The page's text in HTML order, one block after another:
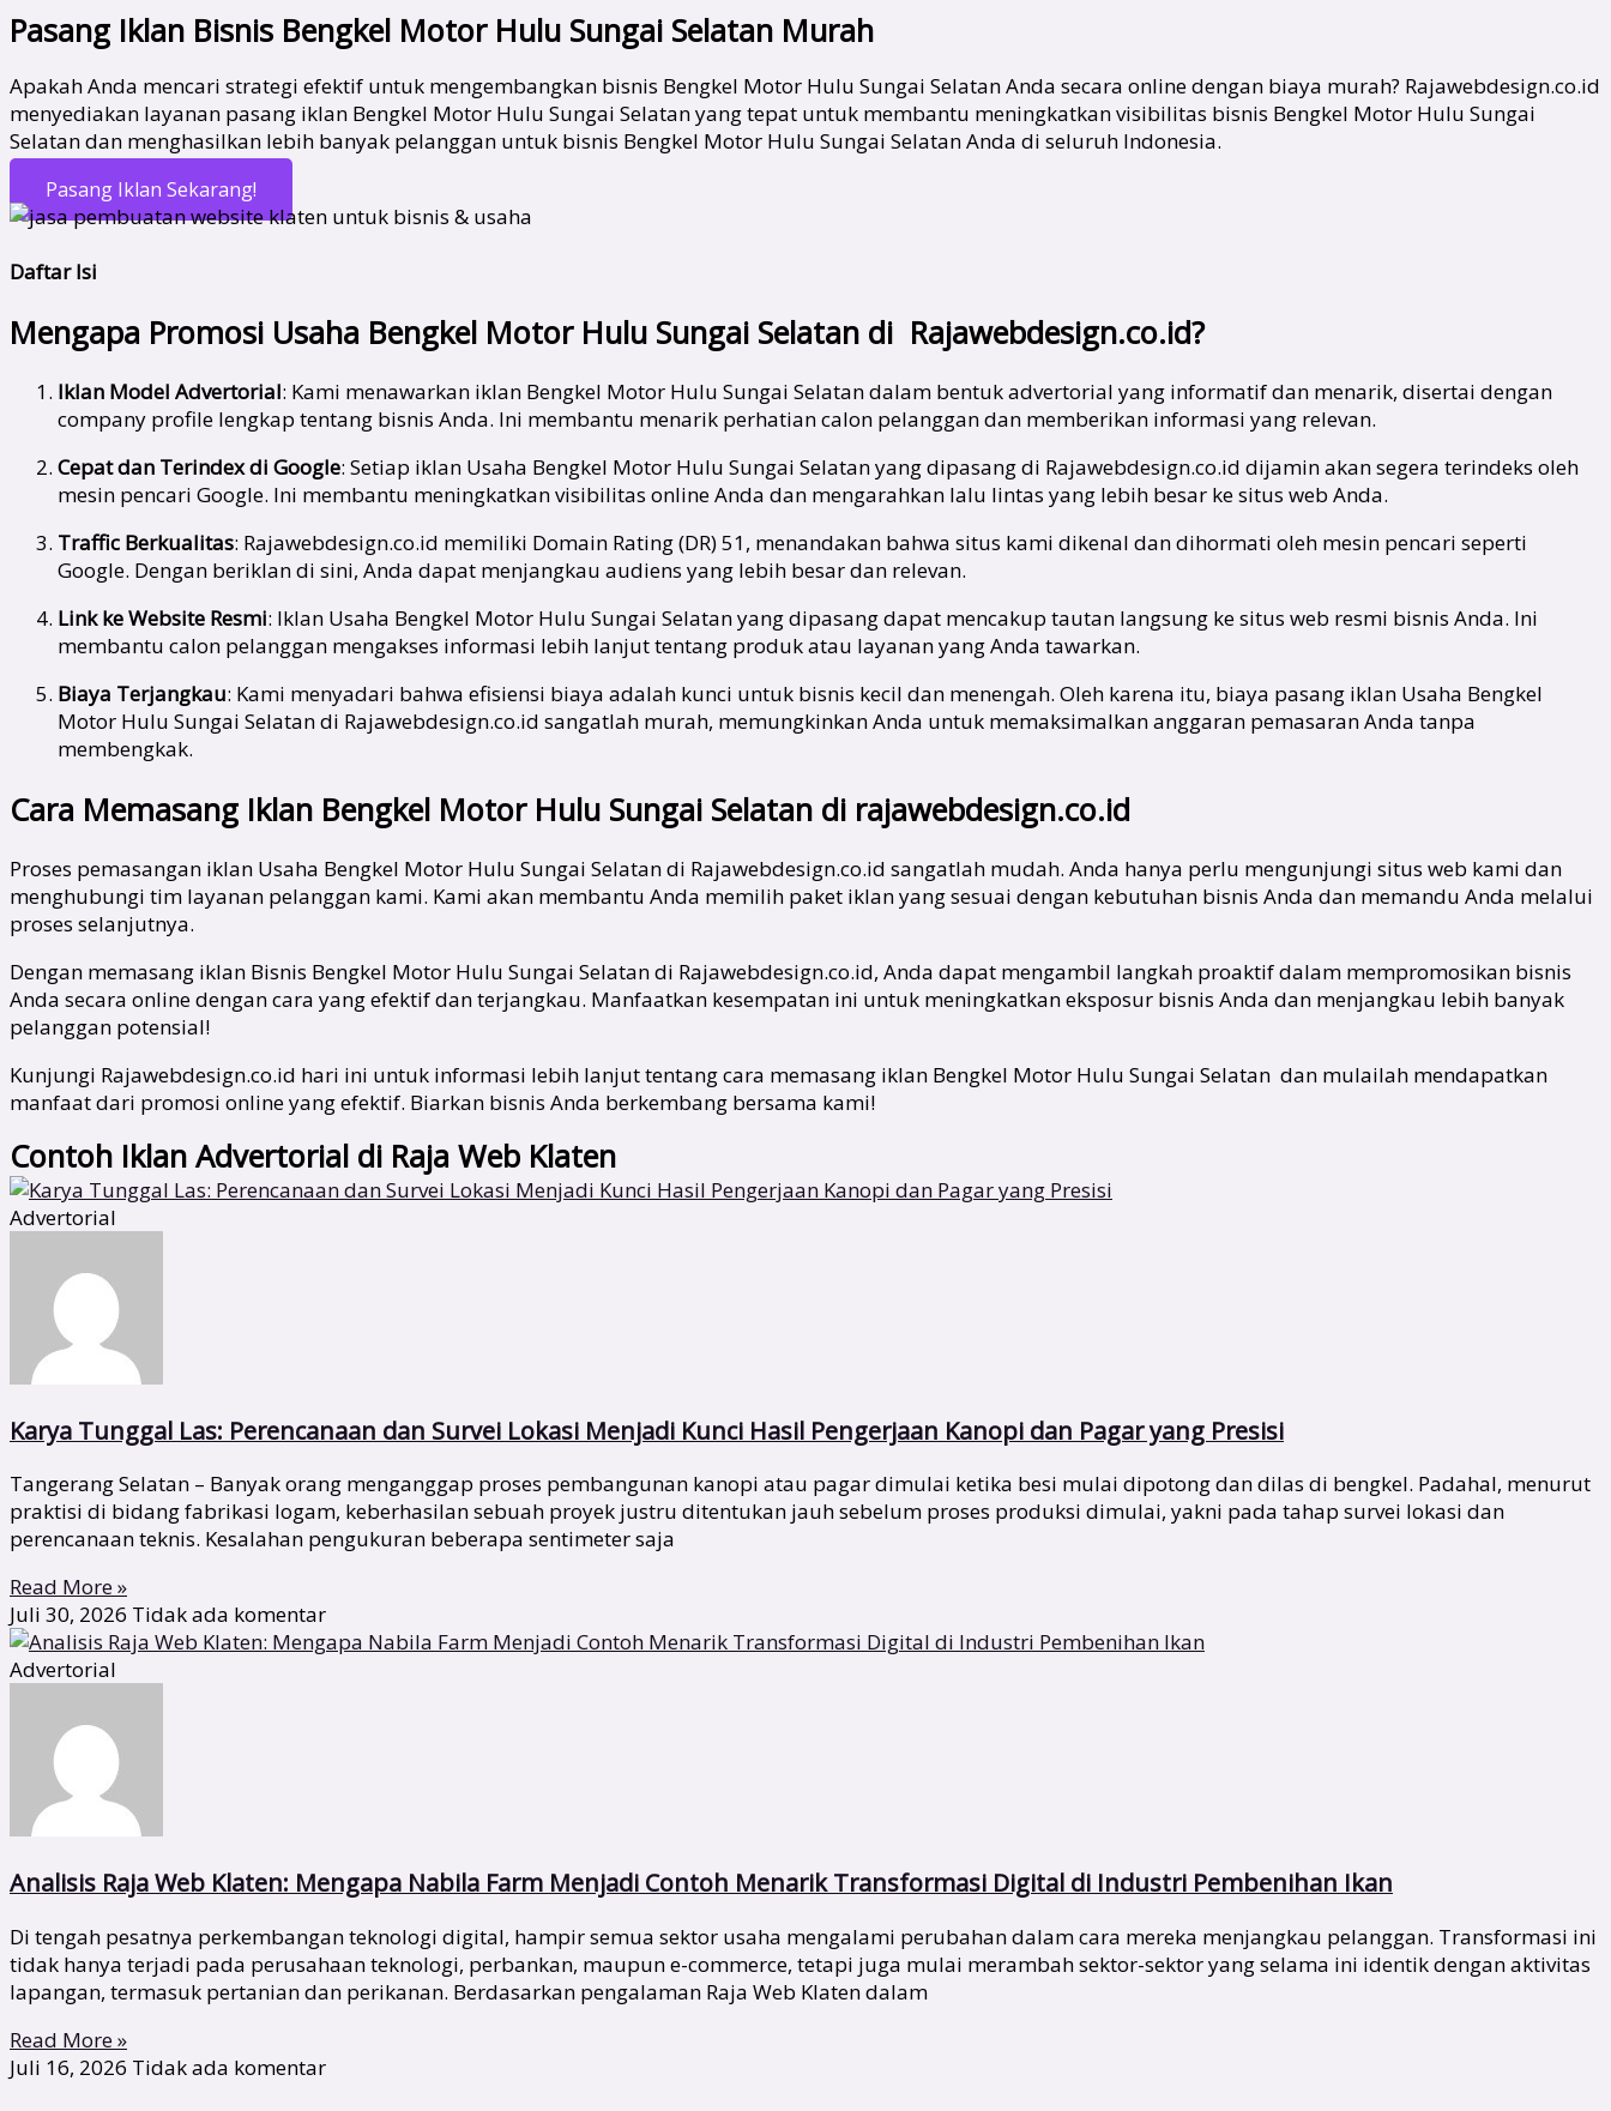
Pasang Iklan Bisnis Bengkel Motor Hulu Sungai Selatan Murah
Apakah Anda mencari strategi efektif untuk mengembangkan bisnis Bengkel Motor Hulu Sungai Selatan Anda secara online dengan biaya murah? Rajawebdesign.co.id
menyediakan layanan pasang iklan Bengkel Motor Hulu Sungai Selatan yang tepat untuk membantu meningkatkan visibilitas bisnis Bengkel Motor Hulu Sungai
Selatan dan menghasilkan lebih banyak pelanggan untuk bisnis Bengkel Motor Hulu Sungai Selatan Anda di seluruh Indonesia.
Pasang Iklan Sekarang!
Daftar Isi
Mengapa Promosi Usaha Bengkel Motor Hulu Sungai Selatan di Rajawebdesign.co.id?
Iklan Model Advertorial: Kami menawarkan iklan Bengkel Motor Hulu Sungai Selatan dalam bentuk advertorial yang informatif dan menarik, disertai dengan
company profile lengkap tentang bisnis Anda. Ini membantu menarik perhatian calon pelanggan dan memberikan informasi yang relevan.
Cepat dan Terindex di Google: Setiap iklan Usaha Bengkel Motor Hulu Sungai Selatan yang dipasang di Rajawebdesign.co.id dijamin akan segera terindeks oleh
mesin pencari Google. Ini membantu meningkatkan visibilitas online Anda dan mengarahkan lalu lintas yang lebih besar ke situs web Anda.
Traffic Berkualitas: Rajawebdesign.co.id memiliki Domain Rating (DR) 51, menandakan bahwa situs kami dikenal dan dihormati oleh mesin pencari seperti
Google. Dengan beriklan di sini, Anda dapat menjangkau audiens yang lebih besar dan relevan.
Link ke Website Resmi: Iklan Usaha Bengkel Motor Hulu Sungai Selatan yang dipasang dapat mencakup tautan langsung ke situs web resmi bisnis Anda. Ini
membantu calon pelanggan mengakses informasi lebih lanjut tentang produk atau layanan yang Anda tawarkan.
Biaya Terjangkau: Kami menyadari bahwa efisiensi biaya adalah kunci untuk bisnis kecil dan menengah. Oleh karena itu, biaya pasang iklan Usaha Bengkel
Motor Hulu Sungai Selatan di Rajawebdesign.co.id sangatlah murah, memungkinkan Anda untuk memaksimalkan anggaran pemasaran Anda tanpa
membengkak.
Cara Memasang Iklan Bengkel Motor Hulu Sungai Selatan di rajawebdesign.co.id
Proses pemasangan iklan Usaha Bengkel Motor Hulu Sungai Selatan di Rajawebdesign.co.id sangatlah mudah. Anda hanya perlu mengunjungi situs web kami dan
menghubungi tim layanan pelanggan kami. Kami akan membantu Anda memilih paket iklan yang sesuai dengan kebutuhan bisnis Anda dan memandu Anda melalui
proses selanjutnya.
Dengan memasang iklan Bisnis Bengkel Motor Hulu Sungai Selatan di Rajawebdesign.co.id, Anda dapat mengambil langkah proaktif dalam mempromosikan bisnis
Anda secara online dengan cara yang efektif dan terjangkau. Manfaatkan kesempatan ini untuk meningkatkan eksposur bisnis Anda dan menjangkau lebih banyak
pelanggan potensial!
Kunjungi Rajawebdesign.co.id hari ini untuk informasi lebih lanjut tentang cara memasang iklan Bengkel Motor Hulu Sungai Selatan dan mulailah mendapatkan
manfaat dari promosi online yang efektif. Biarkan bisnis Anda berkembang bersama kami!
Contoh Iklan Advertorial di Raja Web Klaten
Advertorial
Karya Tunggal Las: Perencanaan dan Survei Lokasi Menjadi Kunci Hasil Pengerjaan Kanopi dan Pagar yang Presisi
Tangerang Selatan – Banyak orang menganggap proses pembangunan kanopi atau pagar dimulai ketika besi mulai dipotong dan dilas di bengkel. Padahal, menurut
praktisi di bidang fabrikasi logam, keberhasilan sebuah proyek justru ditentukan jauh sebelum proses produksi dimulai, yakni pada tahap survei lokasi dan
perencanaan teknis. Kesalahan pengukuran beberapa sentimeter saja
Read More »
Juli 30, 2026 Tidak ada komentar
Advertorial
Analisis Raja Web Klaten: Mengapa Nabila Farm Menjadi Contoh Menarik Transformasi Digital di Industri Pembenihan Ikan
Di tengah pesatnya perkembangan teknologi digital, hampir semua sektor usaha mengalami perubahan dalam cara mereka menjangkau pelanggan. Transformasi ini
tidak hanya terjadi pada perusahaan teknologi, perbankan, maupun e-commerce, tetapi juga mulai merambah sektor-sektor yang selama ini identik dengan aktivitas
lapangan, termasuk pertanian dan perikanan. Berdasarkan pengalaman Raja Web Klaten dalam
Read More »
Juli 16, 2026 Tidak ada komentar